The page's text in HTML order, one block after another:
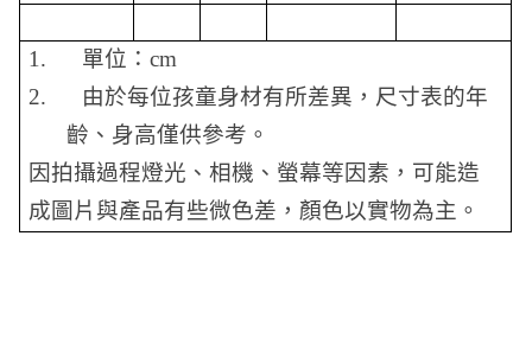
1. 單位：cm
2.
由於每位孩童身材有所差異，尺寸表的年
齡、身高僅供參考。
因拍攝過程燈光、相機、螢幕等因素，可能造
成圖片與產品有些微色差，顏色以實物為主。